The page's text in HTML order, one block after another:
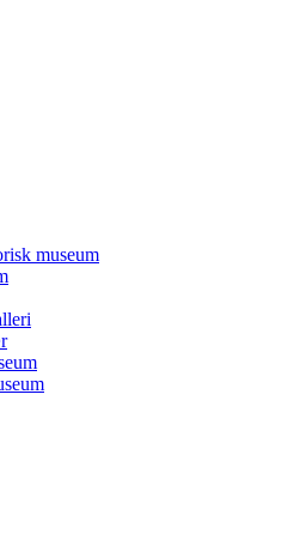
museum